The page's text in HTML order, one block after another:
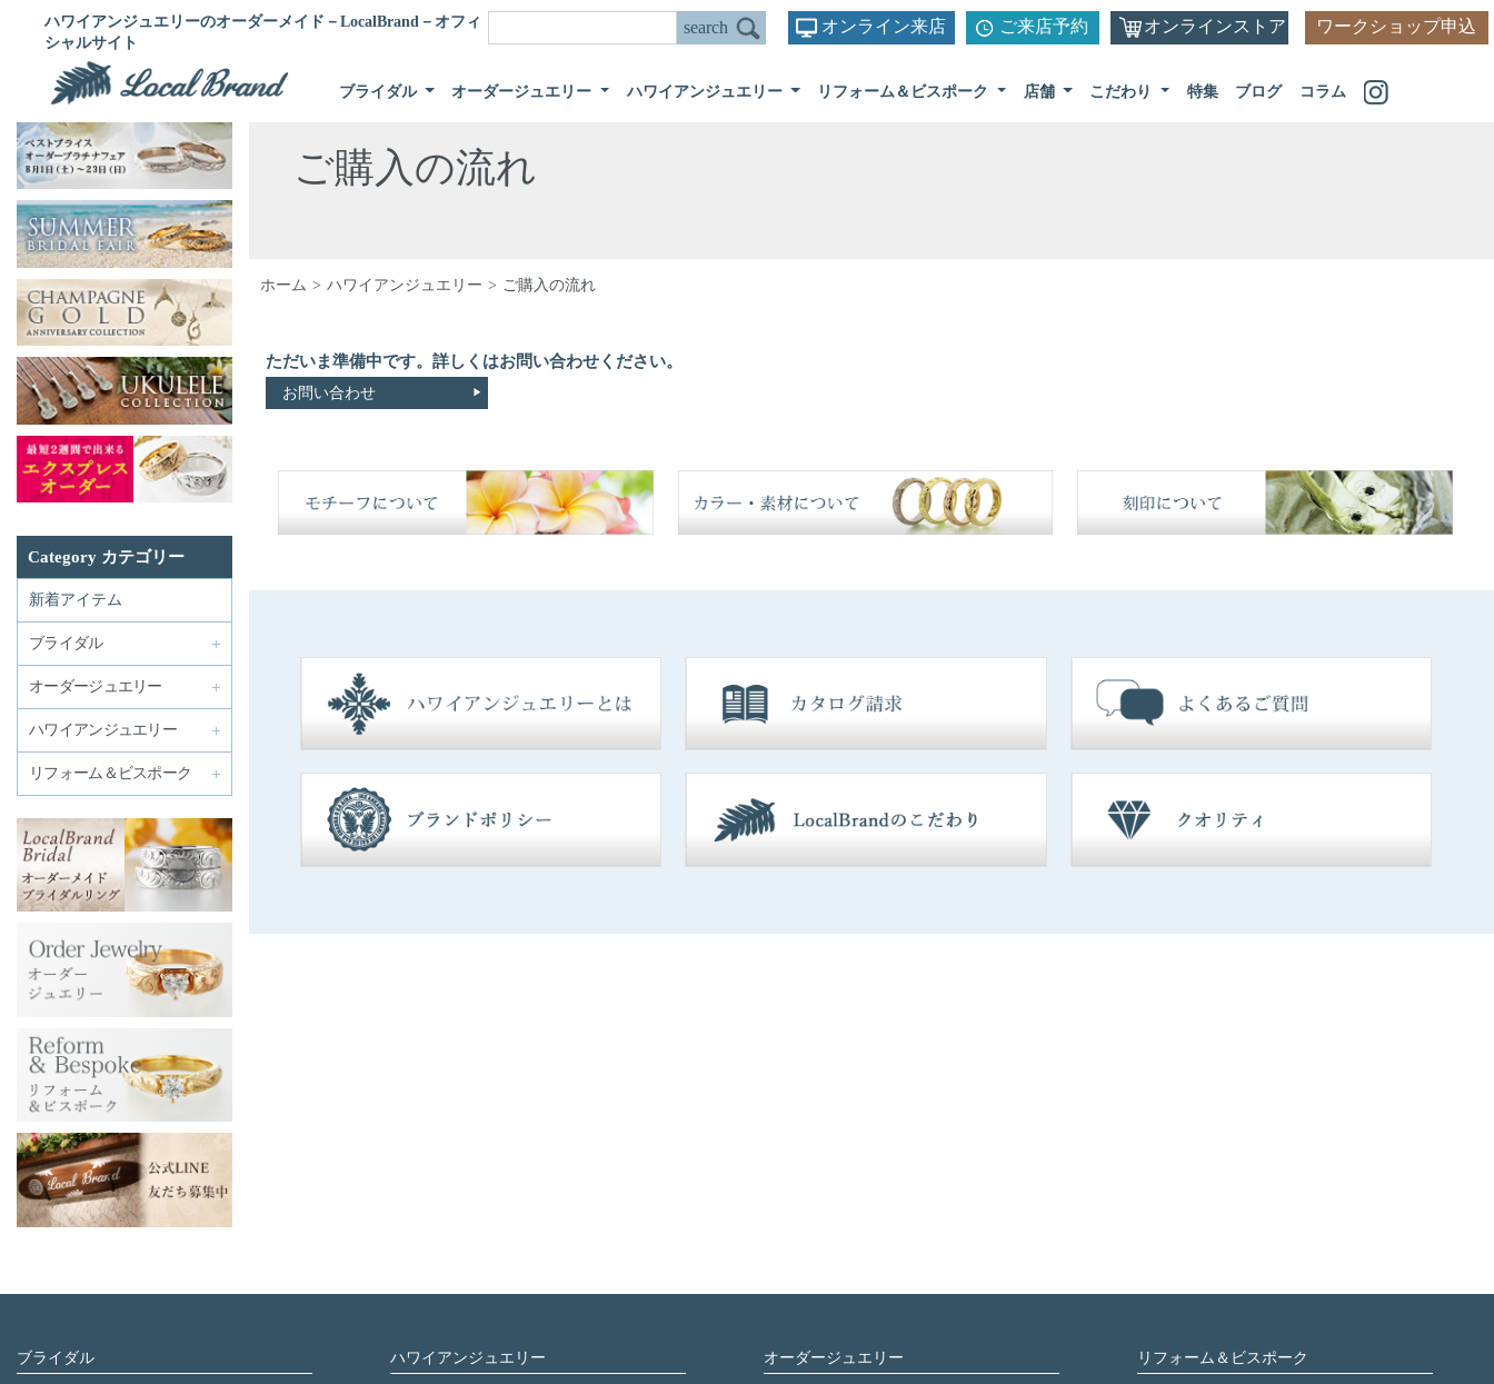
ハワイアンジュエリーのオーダーメイド－LocalBrand－オフィ
シャルサイト
オンライン来店 ご来店予約 オンラインストア ワークショップ申込
ブライダル オーダージュエリー ハワイアンジュエリー リフォーム＆ビスポーク 店舗 こだわり 特集 ブログ コラム
Category カテゴリー
新着アイテム
ブライダル
オーダージュエリー
ハワイアンジュエリー
リフォーム＆ビスポーク
ご購入の流れ
ホーム ハワイアンジュエリー ご購入の流れ
ただいま準備中です。詳しくはお問い合わせください。
お問い合わせ
ブライダル ハワイアンジュエリー オーダージュエリー リフォーム＆ビスポーク